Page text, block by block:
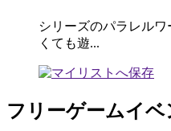
シリーズのパラレル
くても遊...
フリーゲームイベ